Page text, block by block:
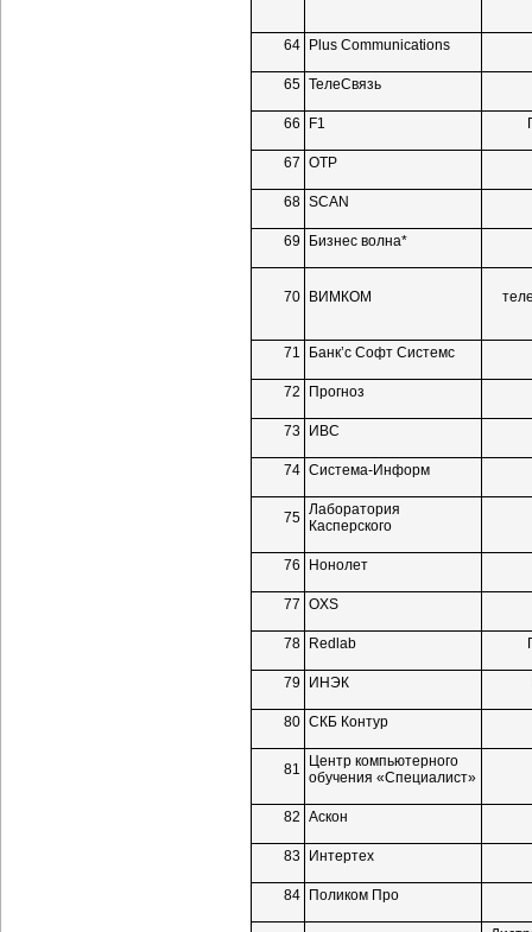
64 Plus Communications
65 ТелеСвязь
66 F1
67 ОТР
68 SCAN
69 Бизнес волна*
70 ВИМКОМ
71 Банк’с Софт Системс
72 Прогноз
73 ИВС
74 Система-Информ
75 Лаборатория
Касперского
76 Нонолет
77 OXS
78 Redlab
79 ИНЭК
80 СКБ Контур
81
Центр компьютерного
обучения «Специалист»
82 Аскон
83 Интертех
84 Поликом Про